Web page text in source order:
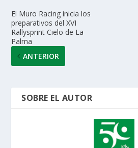
El Muro Racing inicia los
preparativos del XVI
Rallysprint Cielo de La
Palma
ANTERIOR
SOBRE EL AUTOR